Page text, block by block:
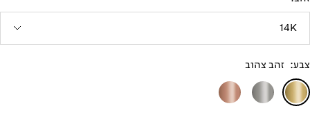
14K
צבע: זהב צהוב
זהב
צהוב
זהב
לבן
זהב
אדום